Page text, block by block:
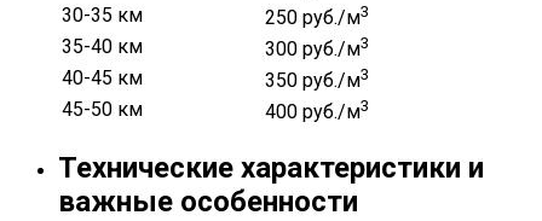
30-35 км 250 руб./м3
35-40 км 300 руб./м3
40-45 км 350 руб./м3
45-50 км 400 руб./м3
Технические характеристики и
важные особенности